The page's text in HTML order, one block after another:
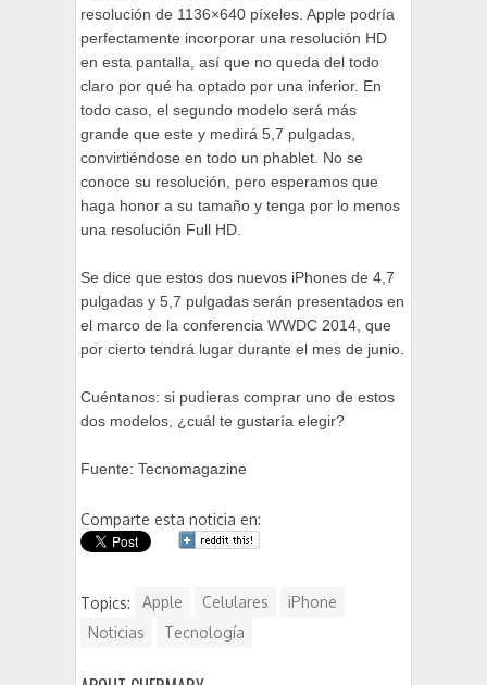
resolución de 1136×640 píxeles. Apple podría
perfectamente incorporar una resolución HD
en esta pantalla, así que no queda del todo
claro por qué ha optado por una inferior. En
todo caso, el segundo modelo será más
grande que este y medirá 5,7 pulgadas,
convirtiéndose en todo un phablet. No se
conoce su resolución, pero esperamos que
haga honor a su tamaño y tenga por lo menos
una resolución Full HD.
Se dice que estos dos nuevos iPhones de 4,7
pulgadas y 5,7 pulgadas serán presentados en
el marco de la conferencia WWDC 2014, que
por cierto tendrá lugar durante el mes de junio.
Cuéntanos: si pudieras comprar uno de estos
dos modelos, ¿cuál te gustaría elegir?
Fuente: Tecnomagazine
Comparte esta noticia en:
Topics: Apple Celulares
iPhone
Noticias
Tecnología